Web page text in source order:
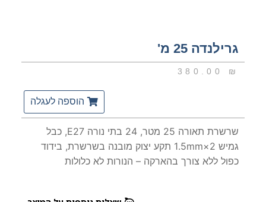
גרילנדה 25 מ'
380.00 ₪
הוספה לעגלה
שרשרת תאורה 25 מטר, 24 בתי נורה E27, כבל
גמיש 2×1.5mm תקע יצוק מובנה בשרשרת, בידוד
כפול ללא צורך בהארקה – הנורות לא כלולות